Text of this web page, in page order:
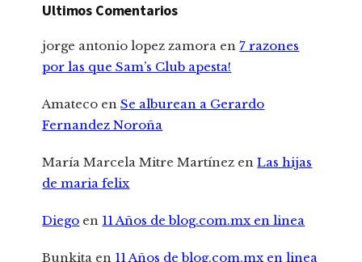
Ultimos Comentarios
jorge antonio lopez zamora en7 razones
por las que Sam’s Club apesta!
Amateco enSe alburean a Gerardo
Fernandez Noroña
María Marcela Mitre Martínez enLas hijas
de maria felix
Diego en 11 Años de blog.com.mx en linea
Bunkita en 11 Años de blog.com.mx en linea